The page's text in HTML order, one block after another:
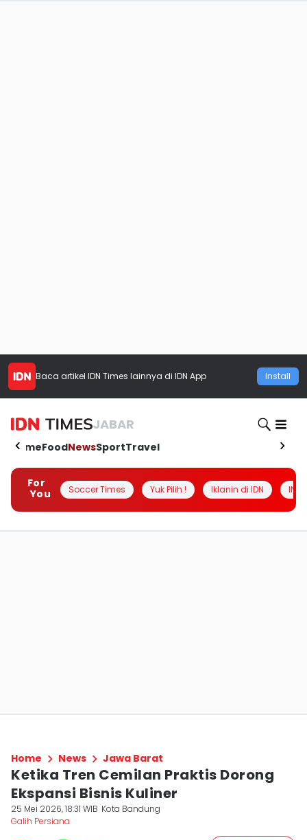
Baca artikel IDN Times lainnya di IDN App Install
JABAR
HomeFoodNewsSportTravel
For
You
Soccer Times Yuk Pilih ! Iklanin di IDN
Home News Jawa Barat
Ketika Tren Cemilan Praktis Dorong
Ekspansi Bisnis Kuliner
25 Mei 2026, 18:31 WIB Kota Bandung
Galih Persiana